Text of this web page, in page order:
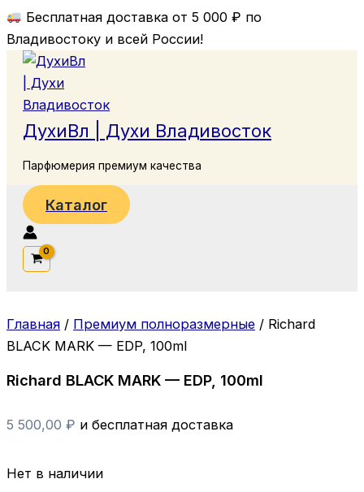
Бесплатная доставка от 5 000 ₽ по
Владивостоку и всей России!
Перейти
к
содержимому
ДухиВл | Духи Владивосток
Парфюмерия премиум качества
Каталог
Главная / Премиум полноразмерные / Richard
BLACK MARK — EDP, 100ml
Richard BLACK MARK — EDP, 100ml
5 500,00 ₽ и бесплатная доставка
Нет в наличии